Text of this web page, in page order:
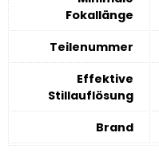
Fokallänge
Teilenummer
Effektive
Stillauflösung
Brand